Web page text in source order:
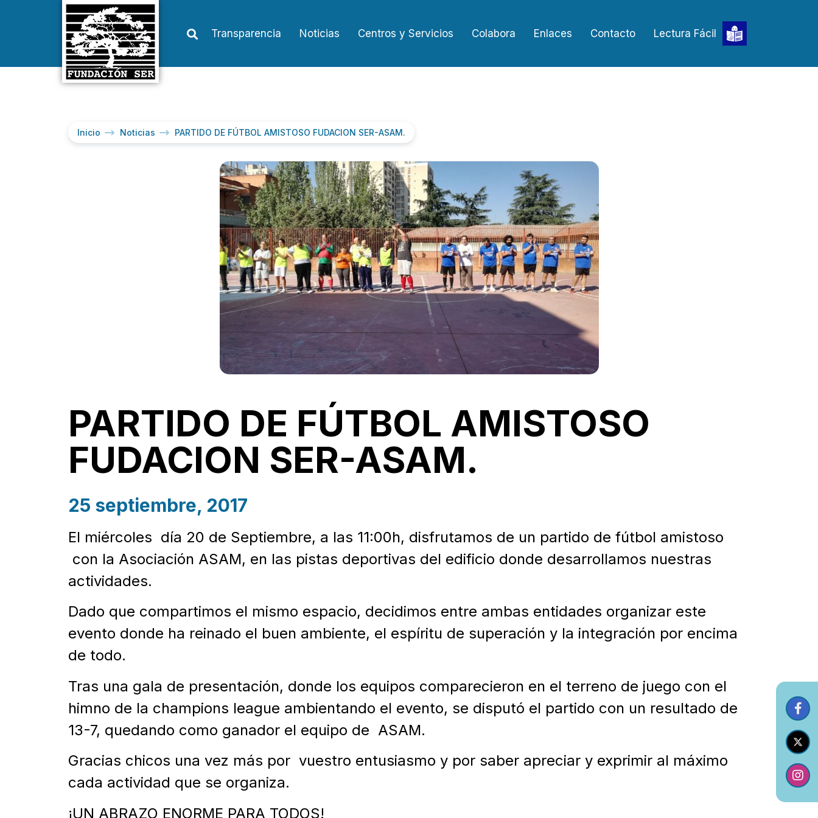
Transparencia Noticias Centros y Servicios Colabora Enlaces Contacto Lectura Fácil
Inicio Noticias PARTIDO DE FÚTBOL AMISTOSO FUDACION SER-ASAM.
PARTIDO DE FÚTBOL AMISTOSO
FUDACION SER-ASAM.
25 septiembre, 2017
El miércoles día 20 de Septiembre, a las 11:00h, disfrutamos de un partido de fútbol amistoso
con la Asociación ASAM, en las pistas deportivas del edificio donde desarrollamos nuestras
actividades.
Dado que compartimos el mismo espacio, decidimos entre ambas entidades organizar este
evento donde ha reinado el buen ambiente, el espíritu de superación y la integración por encima
de todo.
Tras una gala de presentación, donde los equipos comparecieron en el terreno de juego con el
himno de la champions league ambientando el evento, se disputó el partido con un resultado de
13-7, quedando como ganador el equipo de ASAM.
Gracias chicos una vez más por vuestro entusiasmo y por saber apreciar y exprimir al máximo
cada actividad que se organiza.
¡UN ABRAZO ENORME PARA TODOS!